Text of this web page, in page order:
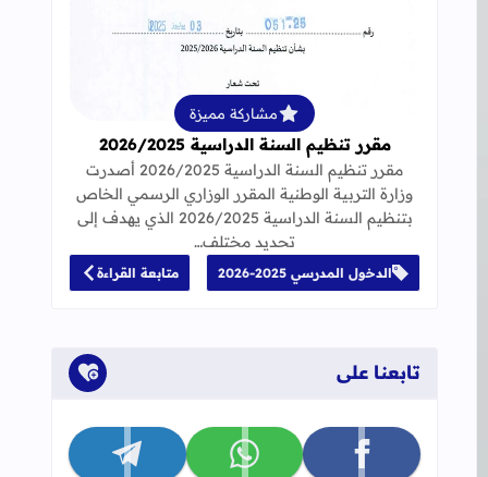
قراءة المزيد عن مقرر تنظيم السنة الدراسية
مشاركة مميزة
مقرر تنظيم السنة الدراسية 2026/2025
مقرر تنظيم السنة الدراسية 2026/2025 أصدرت
وزارة التربية الوطنية المقرر الوزاري الرسمي الخاص
بتنظيم السنة الدراسية 2026/2025 الذي يهدف إلى
تحديد مختلف…
الدخول المدرسي 2025-2026 متابعة القراءة
تابعنا على
تابعنا على facebook تابعنا على whatsapp تابعنا على telegram